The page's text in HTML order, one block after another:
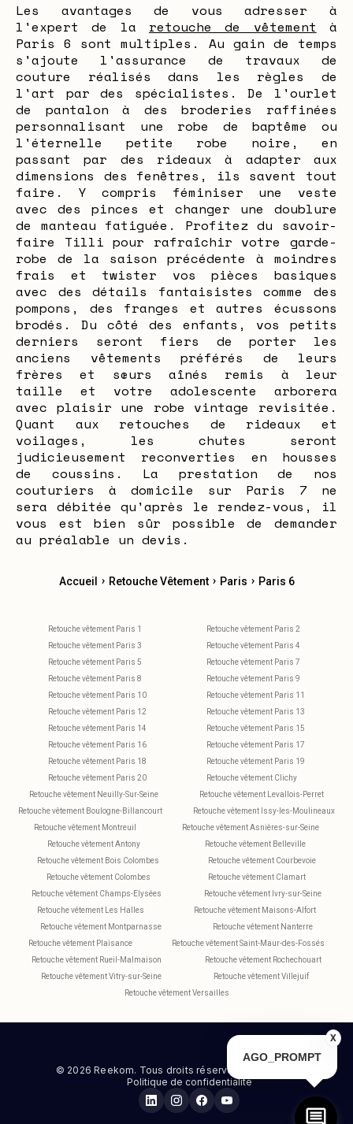
Les avantages de vous adresser à
l'expert de la retouche de vêtement à
Paris 6 sont multiples. Au gain de temps
s'ajoute l'assurance de travaux de
couture réalisés dans les règles de
l'art par des spécialistes. De l'ourlet
de pantalon à des broderies raffinées
personnalisant une robe de baptême ou
l'éternelle petite robe noire, en
passant par des rideaux à adapter aux
dimensions des fenêtres, ils savent tout
faire. Y compris féminiser une veste
avec des pinces et changer une doublure
de manteau fatiguée. Profitez du savoir-
faire Tilli pour rafraîchir votre garde-
robe de la saison précédente à moindres
frais et twister vos pièces basiques
avec des détails fantaisistes comme des
pompons, des franges et autres écussons
brodés. Du côté des enfants, vos petits
derniers seront fiers de porter les
anciens vêtements préférés de leurs
frères et sœurs aînés remis à leur
taille et votre adolescente arborera
avec plaisir une robe vintage revisitée.
Quant aux retouches de rideaux et
voilages, les chutes seront
judicieusement reconverties en housses
de coussins. La prestation de nos
couturiers à domicile sur Paris 7 ne
sera débitée qu'après le rendez-vous, il
vous est bien sûr possible de demander
au préalable un devis.
Accueil › Retouche Vêtement › Paris › Paris 6
Retouche vêtement Paris 1
Retouche vêtement Paris 2
Retouche vêtement Paris 3
Retouche vêtement Paris 4
Retouche vêtement Paris 5
Retouche vêtement Paris 7
Retouche vêtement Paris 8
Retouche vêtement Paris 9
Retouche vêtement Paris 10
Retouche vêtement Paris 11
Retouche vêtement Paris 12
Retouche vêtement Paris 13
Retouche vêtement Paris 14
Retouche vêtement Paris 15
Retouche vêtement Paris 16
Retouche vêtement Paris 17
Retouche vêtement Paris 18
Retouche vêtement Paris 19
Retouche vêtement Paris 20
Retouche vêtement Clichy
Retouche vêtement Neuilly-Sur-Seine
Retouche vêtement Levallois-Perret
Retouche vêtement Boulogne-Billancourt
Retouche vêtement Issy-les-Moulineaux
Retouche vêtement Montreuil
Retouche vêtement Asnières-sur-Seine
Retouche vêtement Antony
Retouche vêtement Belleville
Retouche vêtement Bois Colombes
Retouche vêtement Courbevoie
Retouche vêtement Colombes
Retouche vêtement Clamart
Retouche vêtement Champs-Elysées
Retouche vêtement Ivry-sur-Seine
Retouche vêtement Les Halles
Retouche vêtement Maisons-Alfort
Retouche vêtement Montparnasse
Retouche vêtement Nanterre
Retouche vêtement Plaisance
Retouche vêtement Saint-Maur-des-Fossés
Retouche vêtement Rueil-Malmaison
Retouche vêtement Rochechouart
Retouche vêtement Vitry-sur-Seine
Retouche vêtement Villejuif
Retouche vêtement Versailles
© 2026 Reekom. Tous droits réservés.
Politique de confidentialité
X
AGO_PROMPT